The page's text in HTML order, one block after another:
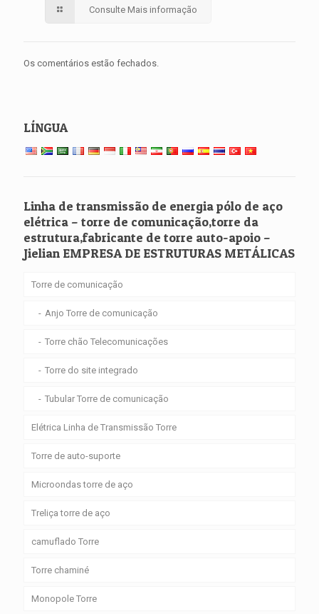
Consulte Mais informação
Os comentários estão fechados.
LÍNGUA
Linha de transmissão de energia pólo de aço
elétrica – torre de comunicação,torre da
estrutura,fabricante de torre auto-apoio –
Jielian EMPRESA DE ESTRUTURAS METÁLICAS
Torre de comunicação
Anjo Torre de comunicação
Torre chão Telecomunicações
Torre do site integrado
Tubular Torre de comunicação
Elétrica Linha de Transmissão Torre
Torre de auto-suporte
Microondas torre de aço
Treliça torre de aço
camuflado Torre
Torre chaminé
Monopole Torre